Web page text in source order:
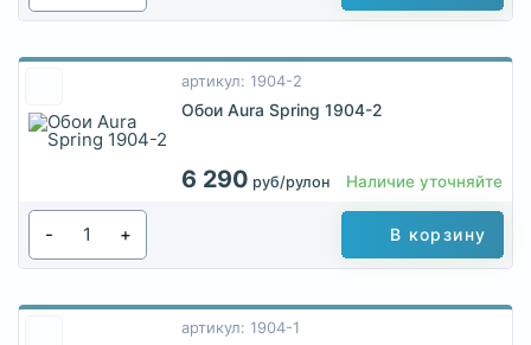
артикул: 1904-2
Обои Aura Spring 1904-2
6 290 руб/рулон Наличие уточняйте
- + В корзину
артикул: 1904-1